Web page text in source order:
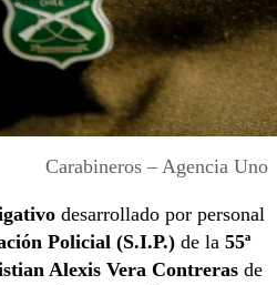
Carabineros – Agencia Uno
desarrollado por personal
Policial (S.I.P.) de la 55ª
Alexis Vera Contreras de